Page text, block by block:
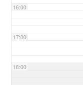
16:00
17:00
18:00